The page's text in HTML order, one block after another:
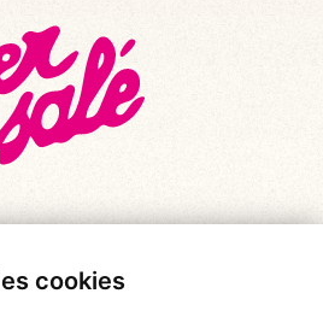
cookies
| Le Baiser Salé